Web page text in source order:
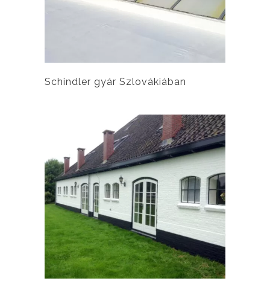
Schindler gyár Szlovákiában